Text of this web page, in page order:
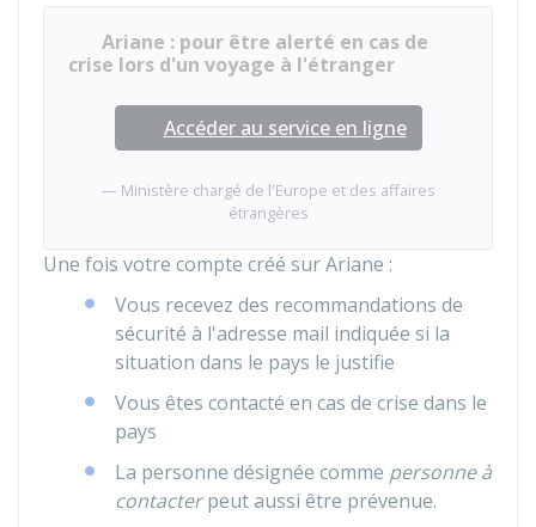
Ariane : pour être alerté en cas de
crise lors d'un voyage à l'étranger
Accéder au service en ligne
Ministère chargé de l'Europe et des affaires
étrangères
Une fois votre compte créé sur Ariane :
Vous recevez des recommandations de
sécurité à l'adresse mail indiquée si la
situation dans le pays le justifie
Vous êtes contacté en cas de crise dans le
pays
La personne désignée comme personne à
contacterpeut aussi être prévenue.